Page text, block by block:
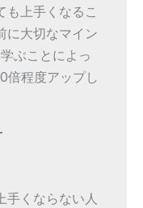
も上手くなるこ
に大切なマイン
ぶことによっ
倍程度アップし
手くならない人